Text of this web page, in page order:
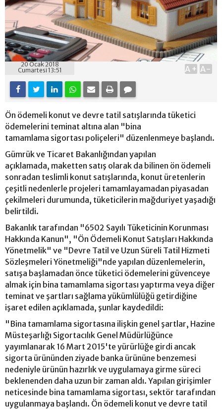
20 Ocak 2018
Cumartesi 13:51
A+ A-
Ön ödemeli konut ve devre tatil satışlarında tüketici
ödemelerini teminat altına alan "bina
tamamlama sigortası poliçeleri" düzenlenmeye başlandı.
Gümrük ve Ticaret Bakanlığından yapılan
açıklamada, maketten satış olarak da bilinen ön ödemeli
sonradan teslimli konut satışlarında, konut üretenlerin
çeşitli nedenlerle projeleri tamamlayamadan piyasadan
çekilmeleri durumunda, tüketicilerin mağduriyet yaşadığı
belirtildi.
Bakanlık tarafından "6502 Sayılı Tüketicinin Korunması
Hakkında Kanun", "Ön Ödemeli Konut Satışları Hakkında
Yönetmelik" ve "Devre Tatil ve Uzun Süreli Tatil Hizmeti
Sözleşmeleri Yönetmeliği"nde yapılan düzenlemelerin,
satışa başlamadan önce tüketici ödemelerini güvenceye
almak için bina tamamlama sigortası yaptırma veya diğer
teminat ve şartları sağlama yükümlülüğü getirdiğine
işaret edilen açıklamada, şunlar kaydedildi:
"Bina tamamlama sigortasına ilişkin genel şartlar, Hazine
Müsteşarlığı Sigortacılık Genel Müdürlüğünce
yayımlanarak 16 Mart 2015'te yürürlüğe girdi ancak
sigorta ürününden ziyade banka ürününe benzemesi
nedeniyle ürünün hazırlık ve uygulamaya girme süreci
beklenenden daha uzun bir zaman aldı. Yapılan girişimler
neticesinde bina tamamlama sigortası, sektör tarafından
uygulanmaya başlandı. Ön ödemeli konut ve devre tatil